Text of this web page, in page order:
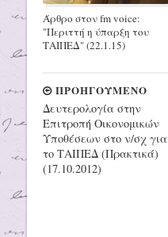
Άρθρο στον fm voice:
"Περιττή η ύπαρξη του
ΤΑΙΠΕΔ" (22.1.15)
ΠΡΟΗΓΟΥΜΕΝΟ
Δευτερολογία στην
Επιτροπή Οικονομικών
Υποθέσεων στο ν/σχ για
το ΤΑΙΠΕΔ (Πρακτικά)
(17.10.2012)